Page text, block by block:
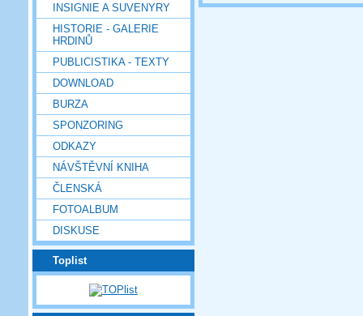
INSIGNIE A SUVENYRY
HISTORIE - GALERIE
HRDINŮ
PUBLICISTIKA - TEXTY
DOWNLOAD
BURZA
SPONZORING
ODKAZY
NÁVŠTĚVNÍ KNIHA
ČLENSKÁ
FOTOALBUM
DISKUSE
Toplist